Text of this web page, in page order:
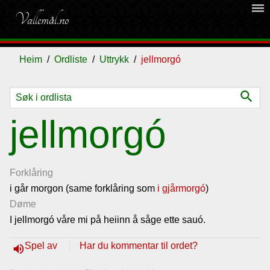
Vallemål.no
dehaze
Heim Ordliste Uttrykk jellmorgó
search
jellmorgó
Forklåring
i går morgon (same forklåring som i gjårmorgó)
Døme
I jellmorgó våre mi på heiinn å såge ette sauó.
volume_upSpel av Har du kommentar til ordet?
Ordliste
Om
vallemålet
Gjestebok
Nyhende